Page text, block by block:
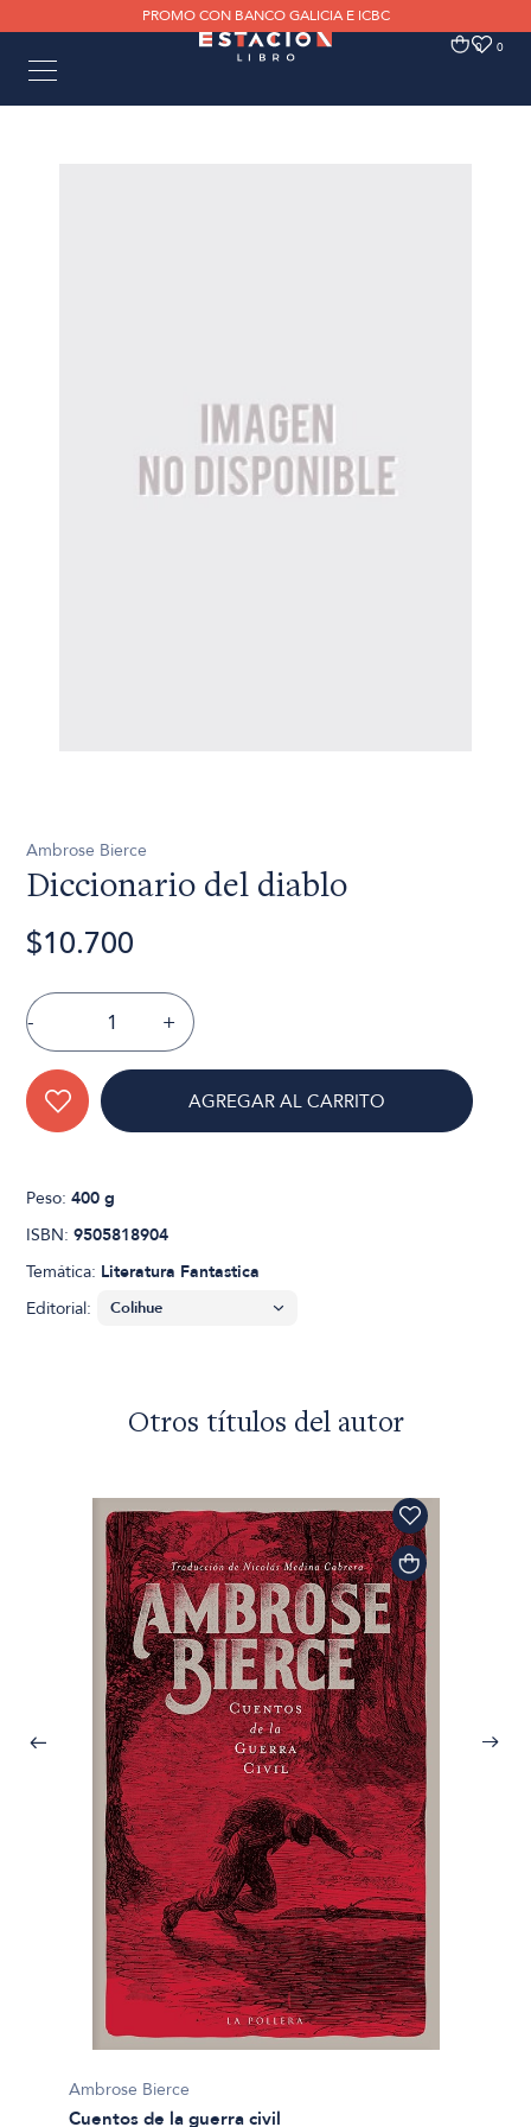
PROMO CON BANCO GALICIA E ICBC
0 0
Ambrose Bierce
Diccionario del diablo
$10.700
- +
AGREGAR AL CARRITO
Peso:400 g
ISBN:9505818904
Temática: Literatura Fantastica
Editorial:
Otros títulos del autor
Ambrose Bierce
Cuentos de la guerra civil